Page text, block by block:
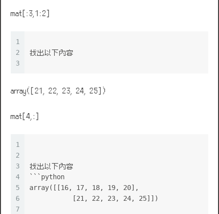
mat[:3,1:2]
1
2
3
找出以下內容
array([21, 22, 23, 24, 25])
mat[4,:]
1
2
3
4
5
6
7
找出以下內容
```python
array([[16, 17, 18, 19, 20],
	   [21, 22, 23, 24, 25]])